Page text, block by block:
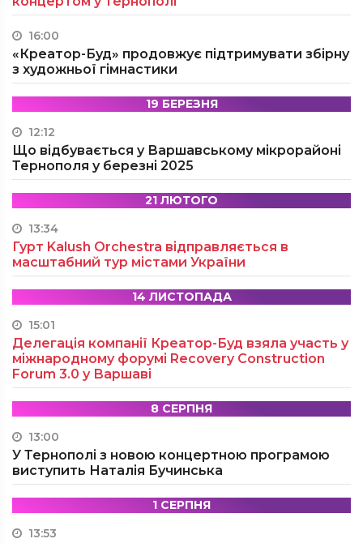
16:00
«Креатор-Буд» продовжує підтримувати збірну
з художньої гімнастики
19 БЕРЕЗНЯ
12:12
Що відбувається у Варшавському мікрорайоні
Тернополя у березні 2025
21 ЛЮТОГО
13:34
Гурт Kalush Orchestra відправляється в
масштабний тур містами України
14 ЛИСТОПАДА
15:01
Делегація компанії Креатор-Буд взяла участь у
міжнародному форумі Recovery Construction
Forum 3.0 у Варшаві
8 СЕРПНЯ
13:00
У Тернополі з новою концертною програмою
виступить Наталія Бучинська
1 СЕРПНЯ
13:53